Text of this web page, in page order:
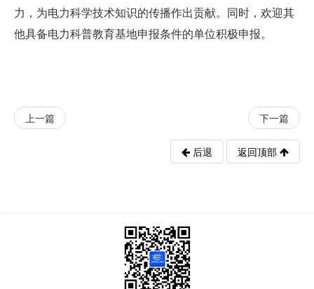
力，为电力科学技术知识的传播作出贡献。同时，欢迎其
他具备电力科普教育基地申报条件的单位积极申报。
上一篇 下一篇
后退 返回顶部